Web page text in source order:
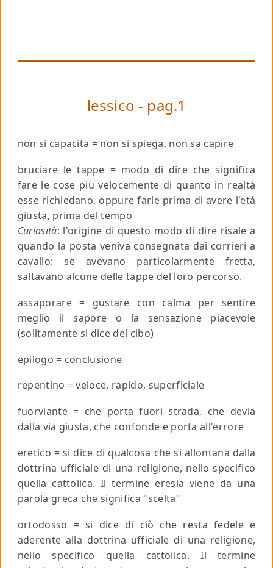
lessico - pag.1
non si capacita = non si spiega, non sa capire
bruciare le tappe = modo di dire che significa
fare le cose più velocemente di quanto in realtà
esse richiedano, oppure farle prima di avere l'età
giusta, prima del tempo
Curiosità: l'origine di questo modo di dire risale a
quando la posta veniva consegnata dai corrieri a
cavallo: se avevano particolarmente fretta,
saltavano alcune delle tappe del loro percorso.
assaporare= gustare con calma per sentire
meglio il sapore o la sensazione piacevole
(solitamente si dice del cibo)
epilogo = conclusione
repentino = veloce, rapido, superficiale
fuorviante= che porta fuori strada, che devia
dalla via giusta, che confonde e porta all'errore
eretico = si dice di qualcosa che si allontana dalla
dottrina ufficiale di una religione, nello specifico
quella cattolica. Il termine eresia viene da una
parola greca che significa "scelta"
ortodosso = si dice di ciò che resta fedele e
aderente alla dottrina ufficiale di una religione,
nello specifico quella cattolica. Il termine